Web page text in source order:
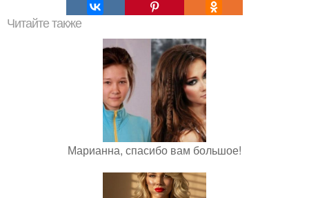
Читайте также
Марианна, спасибо вам большое!